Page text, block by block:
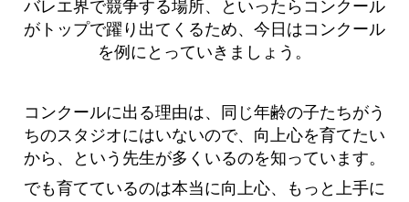
バレエ界で競争する場所、といったらコンクール
がトップで躍り出てくるため、今日はコンクール
を例にとっていきましょう。
コンクールに出る理由は、同じ年齢の子たちがう
ちのスタジオにはいないので、向上心を育てたい
から、という先生が多くいるのを知っています。
でも育てているのは本当に向上心、もっと上手に